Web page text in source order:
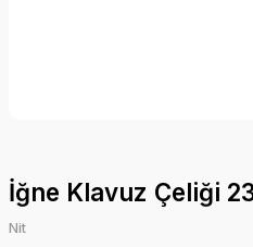
İğne Klavuz Çeliği
Nit